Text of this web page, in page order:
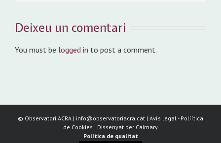
Deixeu un comentari
You must be logged in to post a comment.
© Observatori ACRA | info@observatoriacra.cat | Avís legal- Políítica
de Cookies | Dissenyat per Caimary
Política de qualitat